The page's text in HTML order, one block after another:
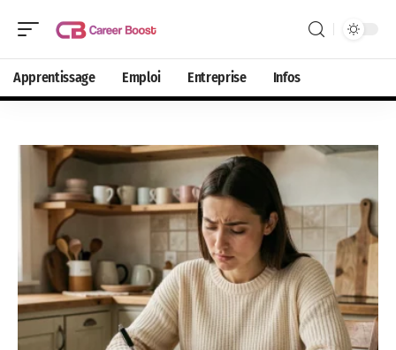
Apprentissage Emploi Entreprise Infos